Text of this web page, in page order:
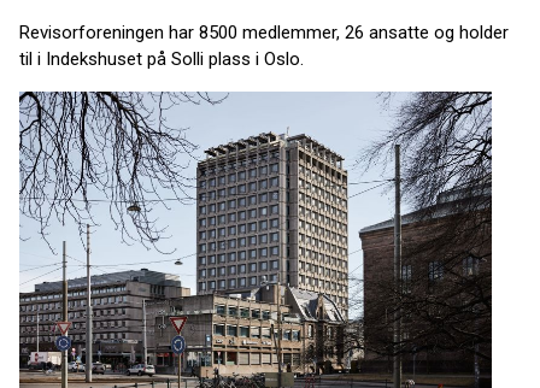
Revisorforeningen har 8500 medlemmer, 26 ansatte og holder
til i Indekshuset på Solli plass i Oslo.